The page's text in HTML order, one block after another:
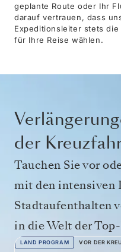
geplante Route oder Ihr
darauf vertrauen, dass
Expeditionsleiter stets
für Ihre Reise wählen.
der
Tauchen Sie vor
mit den intensiven
Stadtaufenthalten
in die Welt der
LAND PROGRAM VOR DER